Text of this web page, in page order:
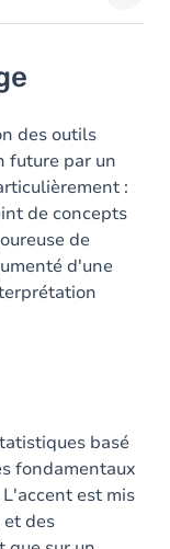
des outils
future par un
:
de concepts
de
d'une
basé
fondamentaux
est mis
des